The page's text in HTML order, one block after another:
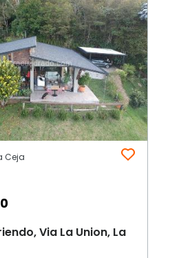
Ceja
Via La Union, La